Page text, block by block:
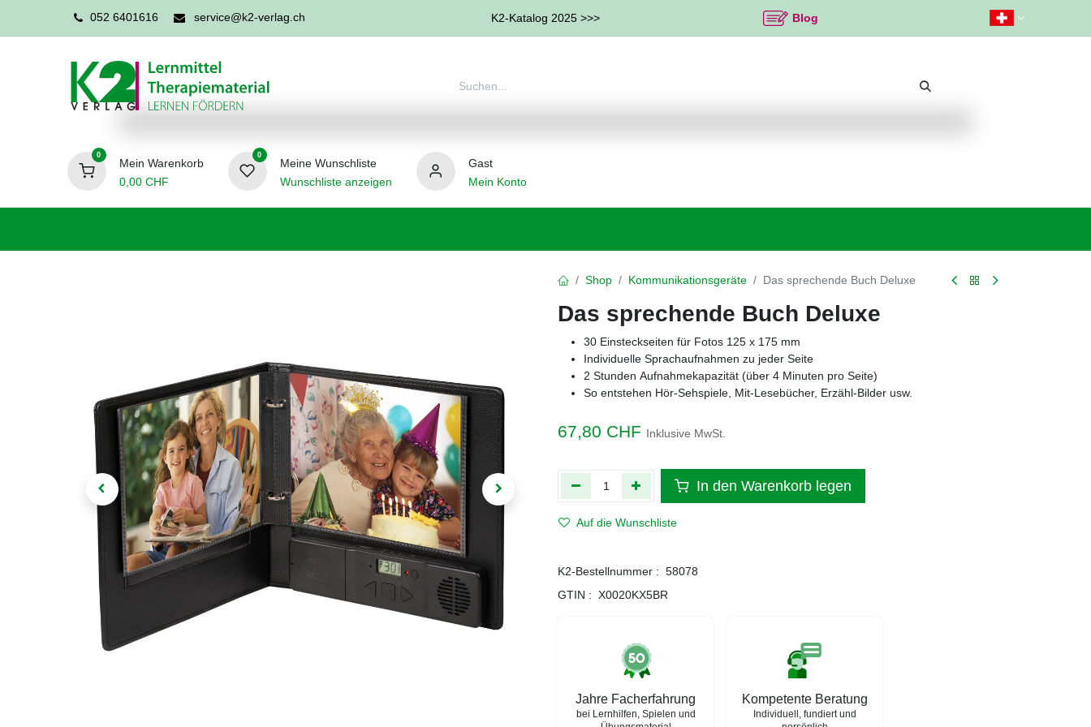
052 6401616 service@k2-verlag.ch K2-Katalog 2025 >>> Blog
0
Mein Warenkorb
0,00CHF
0
Meine Wunschliste
Wunschliste anzeigen
Gast
Mein Konto
Shop Kommunikationsgeräte Das sprechende Buch Deluxe
Das sprechende Buch Deluxe
30 Einsteckseiten für Fotos 125 x 175 mm
Individuelle Sprachaufnahmen zu jeder Seite
2 Stunden Aufnahmekapazität (über 4 Minuten pro Seite)
So entstehen Hör-Sehspiele, Mit-Lesebücher, Erzähl-Bilder usw.
67,80 CHF Inklusive MwSt.
In den Warenkorb legen
Auf die Wunschliste
K2-Bestellnummer : 58078
GTIN : X0020KX5BR
Jahre Facherfahrung
bei Lernhilfen, Spielen und
Kompetente Beratung
Individuell, fundiert und